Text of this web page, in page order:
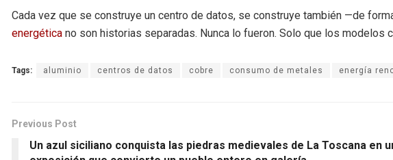
Cada vez que se construye un centro de datos, se construye también —de
energética no son historias separadas. Nunca lo fueron. Solo que los modelos
Tags: aluminio centros de datos cobre consumo de metales energía
Previous Post
Un azul siciliano conquista las piedras medievales de La Toscana en